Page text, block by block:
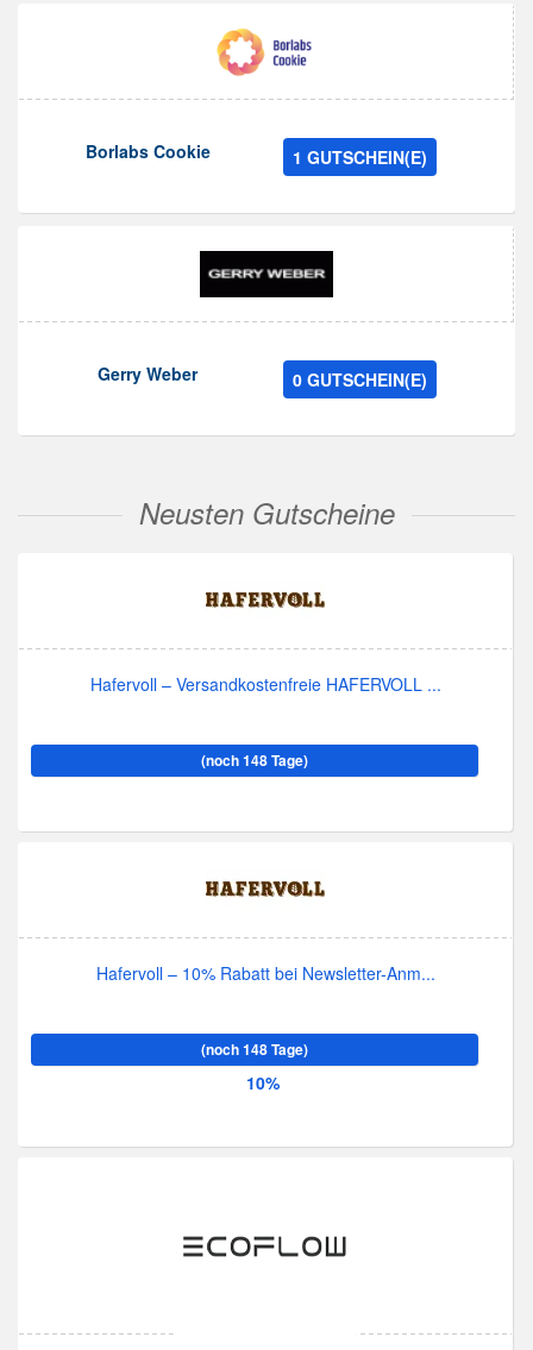
Borlabs Cookie 1 GUTSCHEIN(E)
Gerry Weber 0 GUTSCHEIN(E)
Neusten Gutscheine
Hafervoll – Versandkostenfreie HAFERVOLL ...
(noch 148 Tage)
Hafervoll – 10% Rabatt bei Newsletter-Anm...
(noch 148 Tage)
10%